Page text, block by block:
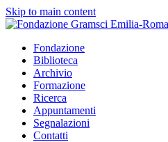
Skip to main content
Fondazione
Biblioteca
Archivio
Formazione
Ricerca
Appuntamenti
Segnalazioni
Contatti